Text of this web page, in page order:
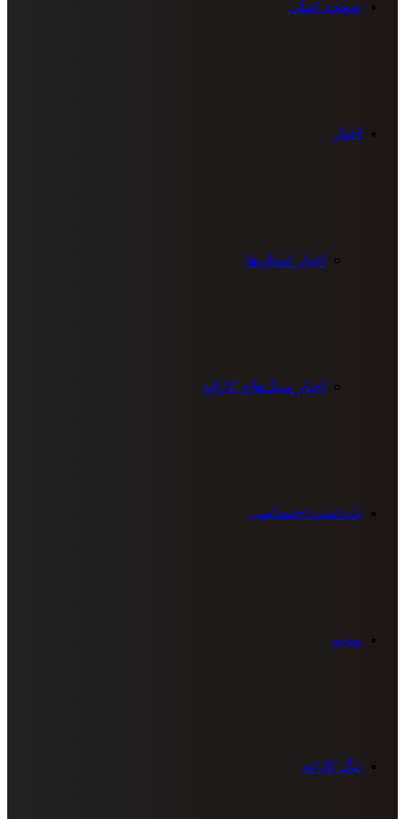
صفحه اصلی
اخبار
اخبار استان‌ها
اخبار سبک‌های کاراته
یادداشت اختصاصی
ویدیو
لیگ کاراته